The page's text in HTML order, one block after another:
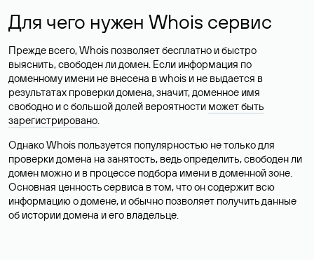
Для чего нужен Whois сервис
Прежде всего, Whois позволяет бесплатно и быстро
выяснить, свободен ли домен. Если информация по
доменному имени не внесена в whois и не выдается в
результатах проверки домена, значит, доменное имя
свободно и с большой долей вероятности может быть
зарегистрировано.
Однако Whois пользуется популярностью не только для
проверки домена на занятость, ведь определить, свободен ли
домен можно и в процессе подбора имени в доменной зоне.
Основная ценность сервиса в том, что он содержит всю
информацию о домене, и обычно позволяет получить данные
об истории домена и его владельце.